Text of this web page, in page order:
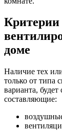
доме
Наличие тех
только от типа
варианта, будет
составляющие: